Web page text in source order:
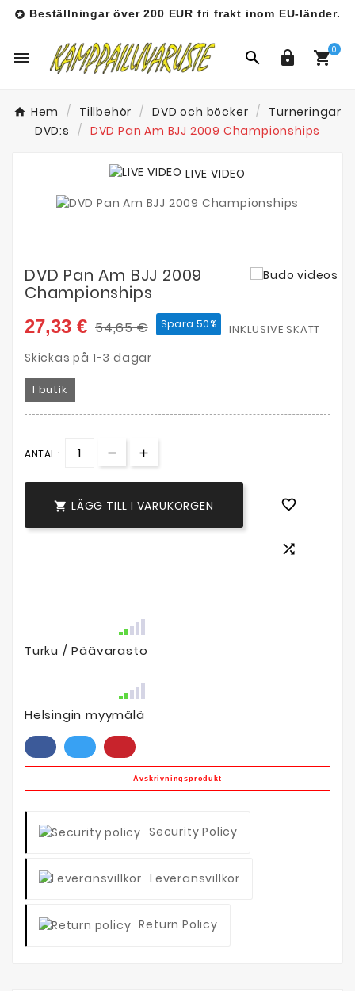
 Beställningar över 200 EUR fri frakt inom EU-länder.
   0
Hem Tillbehör DVD och böcker
Turneringar
DVD:s
DVD Pan Am BJJ 2009 Championships
LIVE VIDEO
DVD Pan Am BJJ 2009
Championships
27,33 € 54,65 € Spara 50% INKLUSIVE SKATT
Skickas på 1-3 dagar
I butik
ANTAL :
 LÄGG TILL I VARUKORGEN 

Turku / Päävarasto
Helsingin myymälä
Avskrivningsprodukt
Security Policy
Leveransvillkor
Return Policy